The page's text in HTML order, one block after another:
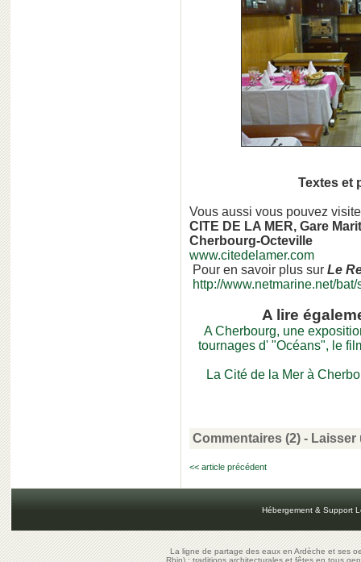
Textes et
Vous aussi vous pouvez
CITE DE LA MER, Gare
Cherbourg-Octeville
www.citedelamer.com
Pour en savoir plus sur Le
http://www.netmarine.net/
A lire
A Cherbourg, une
tournages d' "Océans", le
La Cité de la Mer à
Commentaires (2) - Laisser
<< article précédent
Hébergement & Support
La ligne de partage des eaux en Ardèche et ses
Rhin) : traditions architecturales et fêtes en tous